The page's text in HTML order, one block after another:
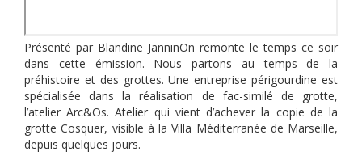
Présenté par Blandine JanninOn remonte le temps ce soir
dans cette émission. Nous partons au temps de la
préhistoire et des grottes. Une entreprise périgourdine est
spécialisée dans la réalisation de fac-similé de grotte,
l’atelier Arc&Os. Atelier qui vient d’achever la copie de la
grotte Cosquer, visible à la Villa Méditerranée de Marseille,
depuis quelques jours.